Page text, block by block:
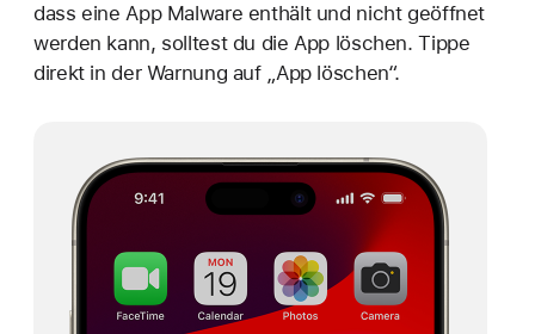
dass eine App Malware enthält und nicht geöffnet
werden kann, solltest du die App löschen. Tippe
direkt in der Warnung auf „App löschen“.